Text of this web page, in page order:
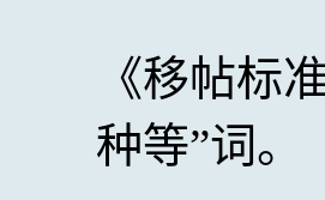
《移帖标
种等”词。